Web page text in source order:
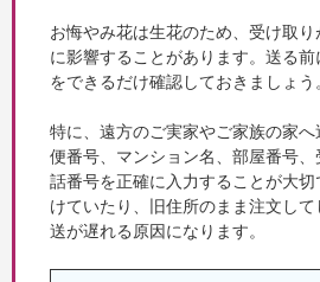
お悔やみ花は生花のため、受け取
に影響することがあります。送る
をできるだけ確認しておきましょう
特に、遠方のご実家やご家族の家
便番号、マンション名、部屋番号
話番号を正確に入力することが大
けていたり、旧住所のまま注文し
送が遅れる原因になります。